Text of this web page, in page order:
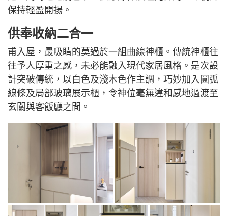
保持輕盈開揚。
供奉收納二合一
甫入屋，最吸睛的莫過於一組曲線神櫃。傳統神櫃往
往予人厚重之感，未必能融入現代家居風格。是次設
計突破傳統，以白色及淺木色作主調，巧妙加入圓弧
線條及局部玻璃展示櫃，令神位毫無違和感地過渡至
玄關與客飯廳之間。